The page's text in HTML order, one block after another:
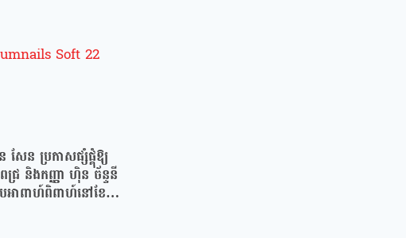
សែន ប្រកាសផ្សំផ្គុំឱ្យ
រ និងកញ្ញា ហ៉ិន ច័ន្ទនី
បអាពាហ៍ពិពាហ៍នៅខែធ្នូ